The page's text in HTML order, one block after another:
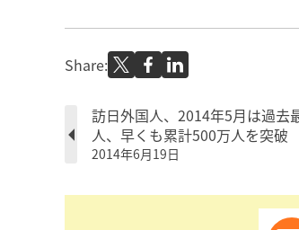
Share:
訪日外国人、2014年5月は過去
人、早くも累計500万人を突破
2014年6月19日